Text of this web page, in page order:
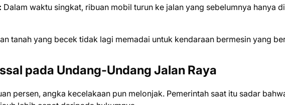
Dalam waktu singkat, ribuan mobil turun ke jalan yang sebelumnya hanya
tanah yang becek tidak lagi memadai untuk kendaraan bermesin yang
pada Undang-Undang Jalan Raya
persen, angka kecelakaan pun melonjak. Pemerintah saat itu sadar